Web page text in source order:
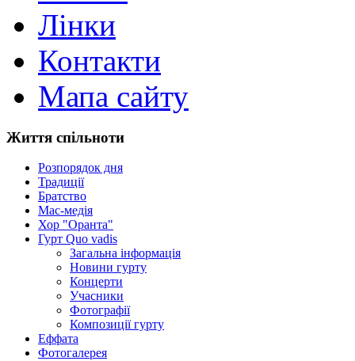
Лінки
Контакти
Мапа сайту
Життя спільноти
Розпорядок дня
Традиції
Братство
Мас-медія
Хор "Оранта"
Гурт Quo vadis
Загальна інформація
Новини гурту
Концерти
Учасники
Фотографії
Композиції гурту
Еффата
Фотогалерея